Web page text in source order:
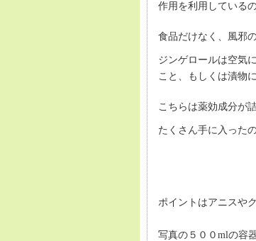
作用を利用しているの
食品だけなく、風邪
ジンゲロールは空気
こと、もしくは漬物
こちらは薬効成分が
たくさん手に入った
ポイントはアニスや
写真の５００mlの容